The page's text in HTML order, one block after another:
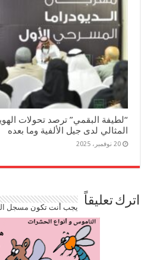
“لطيفة البقمي” ترصد تحولات
المثالي لدى جيل الألفية وما بعده
20 نوفمبر، 2025
اترك تعليقاً يجب أنت تكون مسجل